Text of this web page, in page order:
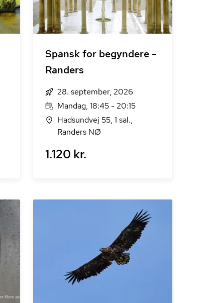
Spansk for begyndere -
Randers
28. september, 2026
Mandag, 18:45 - 20:15
Hadsundvej 55, 1 sal.,
Randers NØ
1.120 kr.